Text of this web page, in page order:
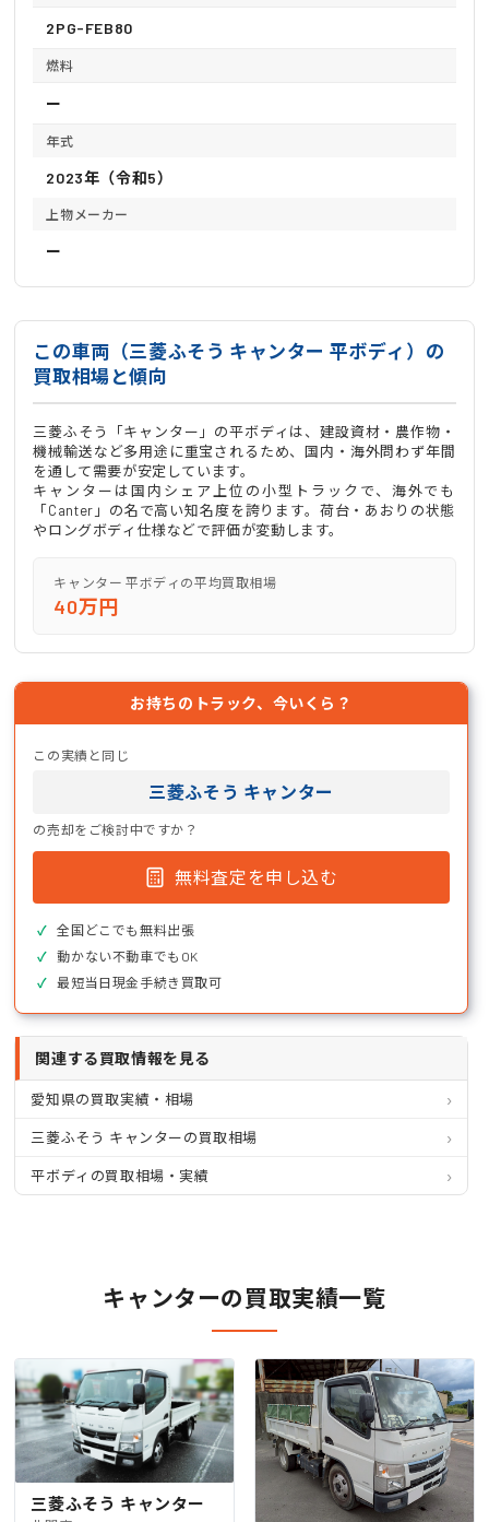
2PG-FEB80
燃料
ー
年式
2023年（令和5）
上物メーカー
ー
この車両（三菱ふそう キャンター 平ボディ）の
買取相場と傾向
三菱ふそう「キャンター」の平ボディは、建設資材・農作物・
機械輸送など多用途に重宝されるため、国内・海外問わず年間
を通して需要が安定しています。
キャンターは国内シェア上位の小型トラックで、海外でも
「Canter」の名で高い知名度を誇ります。荷台・あおりの状態
やロングボディ仕様などで評価が変動します。
キャンター 平ボディの平均買取相場
40万円
お持ちのトラック、今いくら？
この実績と同じ
三菱ふそう キャンター
の売却をご検討中ですか？
無料査定を申し込む
全国どこでも無料出張
動かない不動車でもOK
最短当日現金手続き買取可
関連する買取情報を見る
愛知県の買取実績・相場
三菱ふそう キャンターの買取相場
平ボディの買取相場・実績
キャンターの買取実績一覧
三菱ふそう キャンター